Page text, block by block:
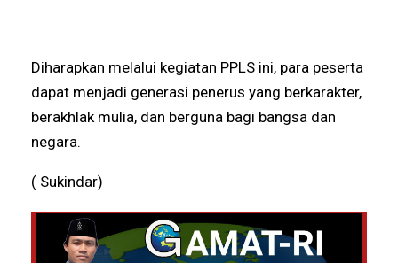
Diharapkan melalui kegiatan PPLS ini, para peserta
dapat menjadi generasi penerus yang berkarakter,
berakhlak mulia, dan berguna bagi bangsa dan
negara.
( Sukindar)